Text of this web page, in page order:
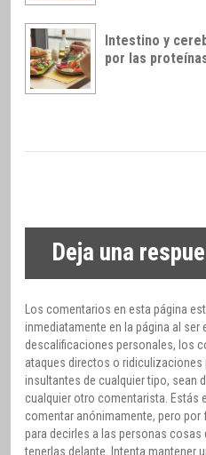
Intestino y
por las
Deja una
Los comentarios en esta página
inmediatamente en la página al ser
descalificaciones personales, los
ataques directos o
insultantes de cualquier tipo, sean
cualquier otro comentarista. Estás
comentar anónimamente, pero
para decirles a las personas cosas
tenerlas delante. Intenta mantener